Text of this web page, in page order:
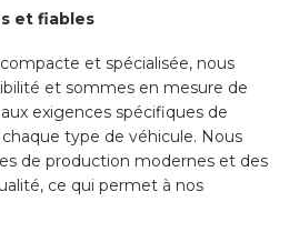
et fiables
et spécialisée, nous
et sommes en mesure de
exigences spécifiques de
type de véhicule. Nous
de production modernes et des
ce qui permet à nos